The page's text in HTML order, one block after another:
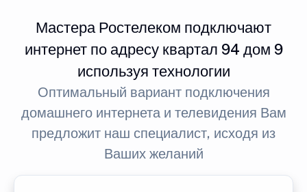
Мастера Ростелеком подключают
интернет по адресу квартал 94 дом 9
используя технологии
Оптимальный вариант подключения
домашнего интернета и телевидения Вам
предложит наш специалист, исходя из
Ваших желаний